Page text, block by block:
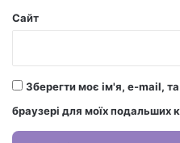
Сайт
Зберегти моє ім'я, e-mail,
браузері для моїх подальших